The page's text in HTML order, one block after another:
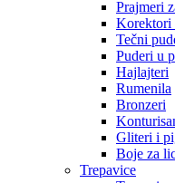
Prajmeri
Korektori
Tečni
Puderi u
Hajlajteri
Rumenila
Bronzeri
Gliteri i
Boje za
Trepavice